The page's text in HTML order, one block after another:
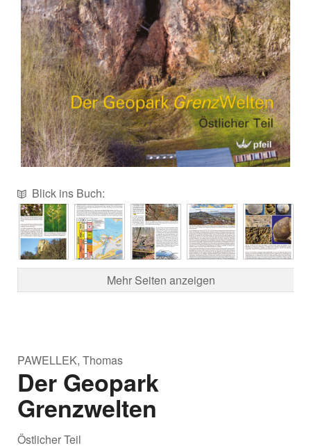
Blick ins Buch:
Mehr Seiten anzeigen
PAWELLEK, Thomas
Der Geopark
Grenzwelten
Östlicher Teil